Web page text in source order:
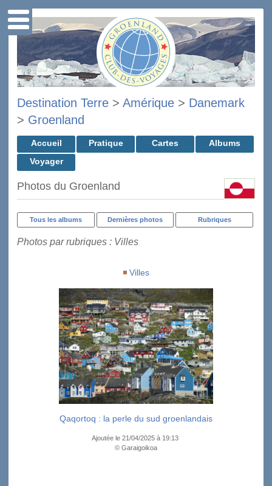
Destination Terre > Amérique > Danemark
> Groenland
Accueil Pratique Cartes
Albums
Voyager
Photos du Groenland
Tous les albums Dernières photos Rubriques
Photos par rubriques : Villes
Villes
Qaqortoq : la perle du sud groenlandais
Ajoutée le 21/04/2025 à 19:13
© Garaigoikoa